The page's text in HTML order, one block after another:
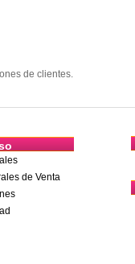
de clientes.
de Venta